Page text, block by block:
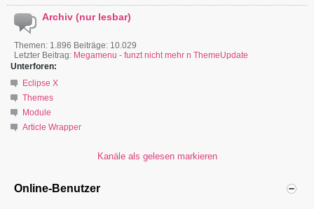
Archiv (nur lesbar)
Themen: 1.896 Beiträge: 10.029
Letzter Beitrag: Megamenu - funzt nicht mehr n ThemeUpdate
Unterforen:
Eclipse X
Themes
Module
Article Wrapper
Kanäle als gelesen markieren
Online-Benutzer